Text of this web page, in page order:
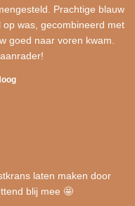
Prachtige blauw
was, gecombineerd met
goed naar voren kwam.
laten maken door
blij mee 🤩